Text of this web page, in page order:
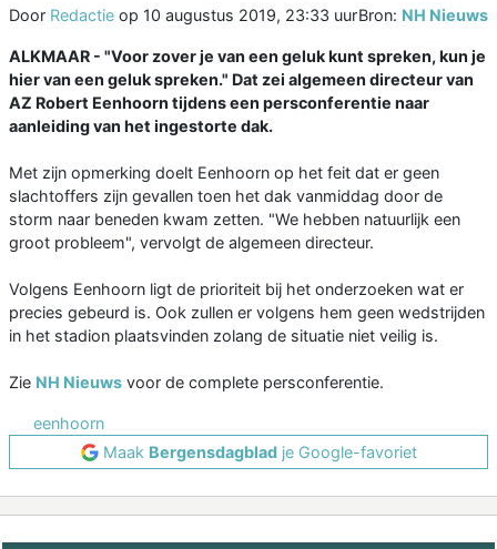
Door Redactie op 10 augustus 2019, 23:33 uurBron: NH Nieuws
ALKMAAR - "Voor zover je van een geluk kunt spreken, kun je
hier van een geluk spreken." Dat zei algemeen directeur van
AZ Robert Eenhoorn tijdens een persconferentie naar
aanleiding van het ingestorte dak.
Met zijn opmerking doelt Eenhoorn op het feit dat er geen
slachtoffers zijn gevallen toen het dak vanmiddag door de
storm naar beneden kwam zetten. "We hebben natuurlijk een
groot probleem", vervolgt de algemeen directeur.
Volgens Eenhoorn ligt de prioriteit bij het onderzoeken wat er
precies gebeurd is. Ook zullen er volgens hem geen wedstrijden
in het stadion plaatsvinden zolang de situatie niet veilig is.
Zie NH Nieuws voor de complete persconferentie.
eenhoorn
Maak Bergensdagbladje Google-favoriet